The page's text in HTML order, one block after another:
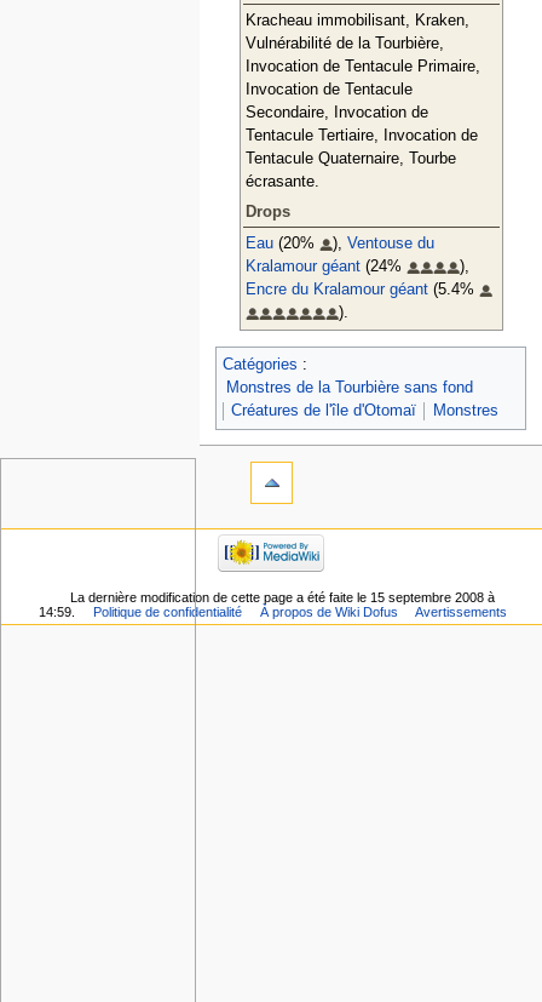
Kracheau immobilisant, Kraken,
Vulnérabilité de la Tourbière,
Invocation de Tentacule Primaire,
Invocation de Tentacule
Secondaire, Invocation de
Tentacule Tertiaire, Invocation de
Tentacule Quaternaire, Tourbe
écrasante.
Drops
Eau(20% ), Ventouse du
Kralamour géant(24%
),
Encre du Kralamour géant(5.4%
).
Catégories :
Monstres de la Tourbière sans fond
Créatures de l'île d'Otomaï
Monstres
La dernière modification de cette page a été faite le 15 septembre 2008 à
14:59.
Politique de confidentialité À propos de Wiki Dofus Avertissements